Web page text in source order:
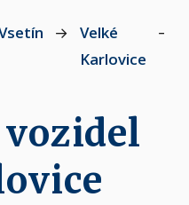
→
Velké
Karlovice
→